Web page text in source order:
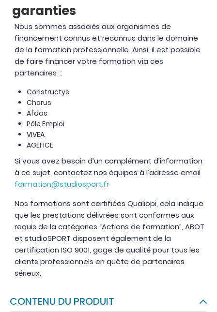
garanties
Nous sommes associés aux organismes de
financement connus et reconnus dans le domaine
de la formation professionnelle. Ainsi, il est possible
de faire financer votre formation via ces
partenaires :
Constructys
Chorus
Afdas
Pôle Emploi
VIVEA
AGEFICE
Si vous avez besoin d’un complément d’information
à ce sujet, contactez nos équipes à l’adresse email
formation@studiosport.fr
Nos formations sont certifiées Qualiopi, cela indique
que les prestations délivrées sont conformes aux
requis de la catégories “Actions de formation”, ABOT
et studioSPORT disposent également de la
certification ISO 9001, gage de qualité pour tous les
clients professionnels en quête de partenaires
sérieux.
CONTENU DU PRODUIT